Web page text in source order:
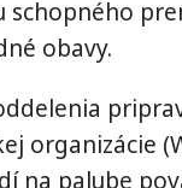
schopného
obavy.
organizácie
na palube